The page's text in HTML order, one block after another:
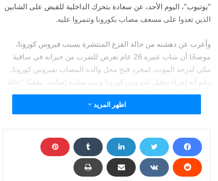
“يوتيوب”، اليوم الأحد، عن سعادة بتحرك الداخلية للقبض على الشابين
الذين تعدوا على مسعف مصاب بكورونا وتنمروا عليه.
وأعرب عن دهشته من حالة الفزع المنتشرة بسبب فيروس كورونا،
موضحًا أن شاب عمره 26 عام تعرض للضرب من جيرانه في ساقية
مكى لدرجة الموت، لمجرد فتح محل والده المصاب بفيروس كورونا،
رغم أنه إجراء تحليل لفيروس كورونا وثبت سلبية إصابته، معقبًا: “حالة
الفزع من كورونا عند المصريين ساعة تروح وساعة تيجي، ساعة تروح
فنضرب شاب والده مصاب بكورونا، وساعة تيجي ويرفض المواطنين
تعليق صادم من أسامة كمال عن فزع المصريين من كورونا
اظهر المزيد